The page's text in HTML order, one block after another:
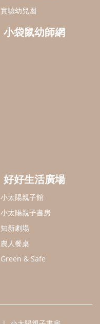
實驗幼兒園
小袋鼠幼師網
好好生活廣場
小太陽親子館
小太陽親子書房
知新劇場
農人餐桌
Green & Safe